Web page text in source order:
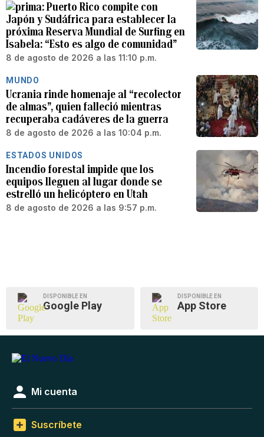
Puerto Rico compite con
Japón y Sudáfrica para establecer la
próxima Reserva Mundial de Surfing en
Isabela: “Esto es algo de comunidad”
8 de agosto de 2026 a las 11:10 p.m.
MUNDO
Ucrania rinde homenaje al “recolector
de almas”, quien falleció mientras
recuperaba cadáveres de la guerra
8 de agosto de 2026 a las 10:04 p.m.
ESTADOS UNIDOS
Incendio forestal impide que los
equipos lleguen al lugar donde se
estrelló un helicóptero en Utah
8 de agosto de 2026 a las 9:57 p.m.
DISPONIBLE EN
Google Play
DISPONIBLE EN
App Store
Mi cuenta
Suscríbete